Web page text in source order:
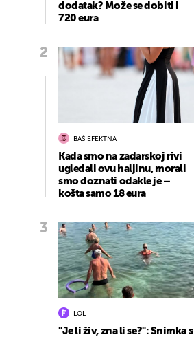
dodatak? Može se dobiti i
720 eura
BAŠ EFEKTNA
Kada smo na zadarskoj rivi
ugledali ovu haljinu, morali
smo doznati odakle je –
košta samo 18 eura
LOL
"Je li živ, zna li se?": Snimka s